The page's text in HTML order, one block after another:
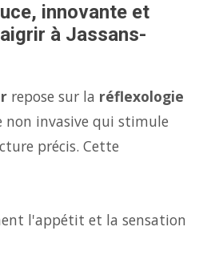
innovante et
à Jassans-
repose sur la réflexologie
non invasive qui stimule
précis. Cette
l'appétit et la sensation